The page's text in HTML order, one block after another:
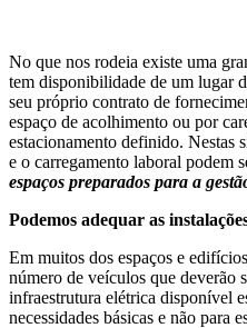
No que nos rodeia existe uma
tem disponibilidade de um lugar
seu próprio contrato de
espaço de acolhimento ou por
estacionamento definido. Nestas
e o carregamento laboral podem
espaços preparados para a
Podemos adequar as
Em muitos dos espaços e
número de veículos que deverão
infraestrutura elétrica disponível
necessidades básicas e não para